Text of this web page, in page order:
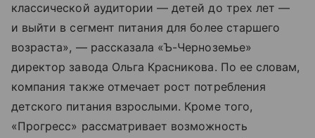
классической аудитории — детей до трех лет —
и выйти в сегмент питания для более старшего
возраста», — рассказала «Ъ-Черноземье»
директор завода Ольга Красникова. По ее словам,
компания также отмечает рост потребления
детского питания взрослыми. Кроме того,
«Прогресс» рассматривает возможность